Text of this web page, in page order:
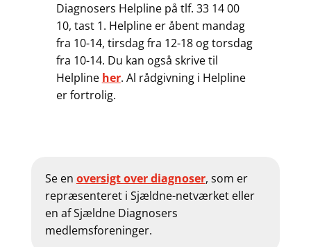
Diagnosers Helpline på tlf. 33 14 00
10, tast 1. Helpline er åbent mandag
fra 10-14, tirsdag fra 12-18 og torsdag
fra 10-14. Du kan også skrive til
Helpline her. Al rådgivning i Helpline
er fortrolig.
Se en oversigt over diagnoser, som er
repræsenteret i Sjældne-netværket eller
en af Sjældne Diagnosers
medlemsforeninger.